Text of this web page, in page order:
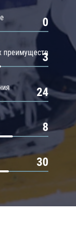
0
преимуществ
3
24
8
30